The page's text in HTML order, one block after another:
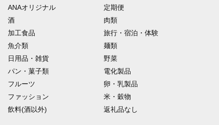
ANAオリジナル
定期便
酒
肉類
加工食品
旅行・宿泊・体験
魚介類
麺類
日用品・雑貨
野菜
パン・菓子類
電化製品
フルーツ
卵・乳製品
ファッション
米・穀物
飲料(酒以外)
返礼品なし